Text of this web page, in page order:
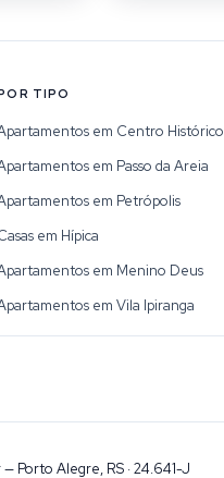
TIPO
em Centro Histórico
em Passo da Areia
em Petrópolis
em Hípica
em Menino Deus
em Vila Ipiranga
Porto Alegre, RS · 24.641-J